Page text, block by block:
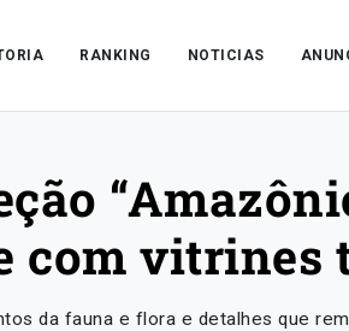
RANKING NOTICIAS
com vitrines
da fauna e flora e detalhes que